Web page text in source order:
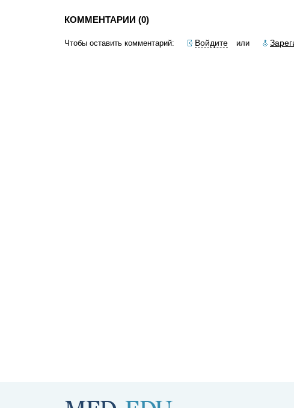
КОММЕНТАРИИ (0)
Чтобы оставить комментарий: Войдите или